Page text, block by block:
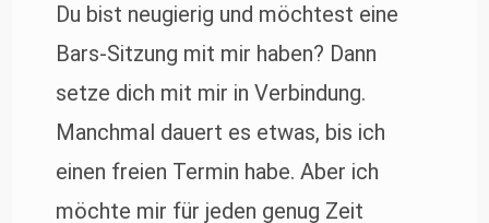
Du bist neugierig und möchtest eine
Bars-Sitzung mit mir haben? Dann
setze dich mit mir in Verbindung.
Manchmal dauert es etwas, bis ich
einen freien Termin habe. Aber ich
möchte mir für jeden genug Zeit